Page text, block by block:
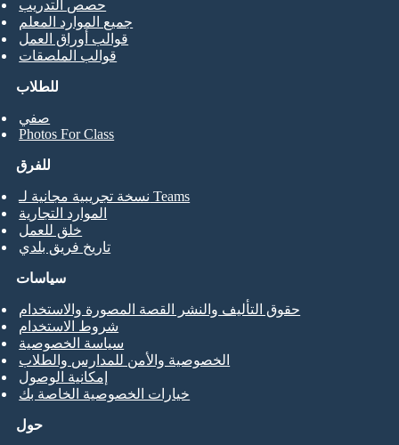
للطلاب
صفي
Photos For Class
حصص التدريب
جميع الموارد المعلم
قوالب أوراق العمل
قوالب الملصقات
للفرق
نسخة تجريبية مجانية لـ Teams
الموارد التجارية
خلق للعمل
تاريخ فريق بلدي
حول
سياسات
حقوق التأليف والنشر القصة المصورة والاستخدام
شروط الاستخدام
سياسة الخصوصية
الخصوصية والأمن للمدارس والطلاب
إمكانية الوصول
خيارات الخصوصية الخاصة بك